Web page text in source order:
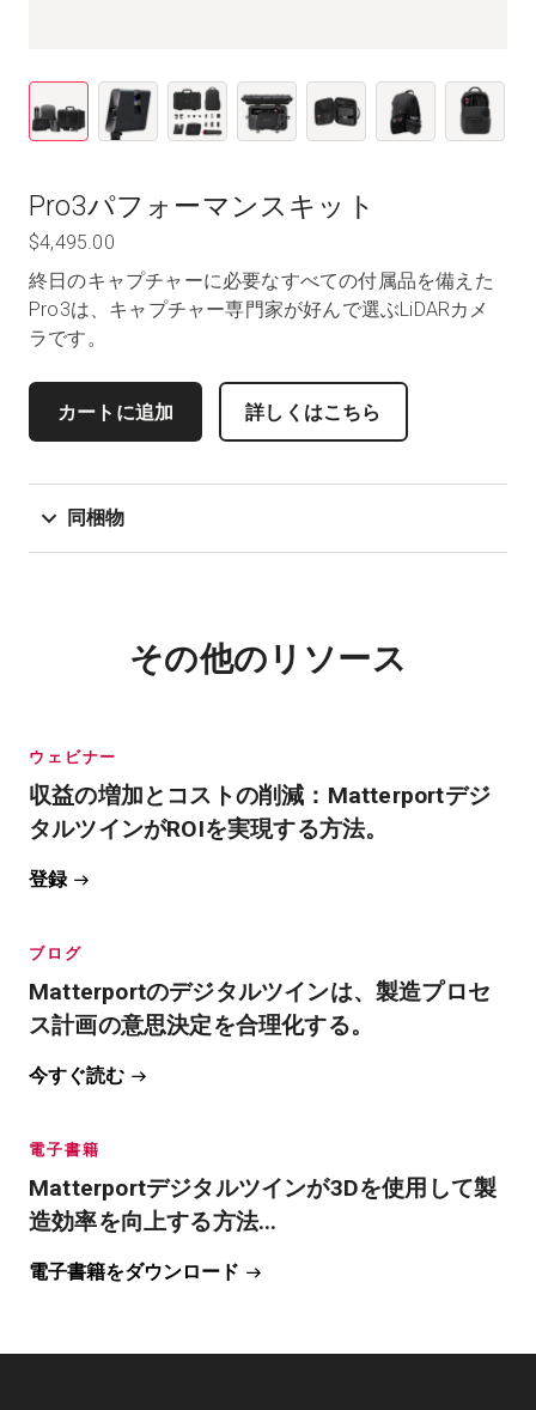
Pro3パフォーマンスキット
$4,495.00
終日のキャプチャーに必要なすべての付属品を備えた
Pro3は、キャプチャー専門家が好んで選ぶLiDARカメ
ラです。
カートに追加 詳しくはこちら
同梱物
その他のリソース
ウェビナー
収益の増加とコストの削減：Matterportデジ
タルツインがROIを実現する方法。
登録
ブログ
Matterportのデジタルツインは、製造プロセ
ス計画の意思決定を合理化する。
今すぐ読む
電子書籍
Matterportデジタルツインが3Dを使用して製
造効率を向上する方法...
電子書籍をダウンロード